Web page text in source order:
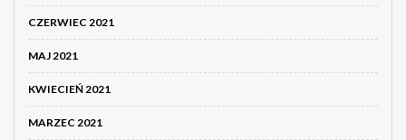
CZERWIEC 2021
MAJ 2021
KWIECIEŃ 2021
MARZEC 2021